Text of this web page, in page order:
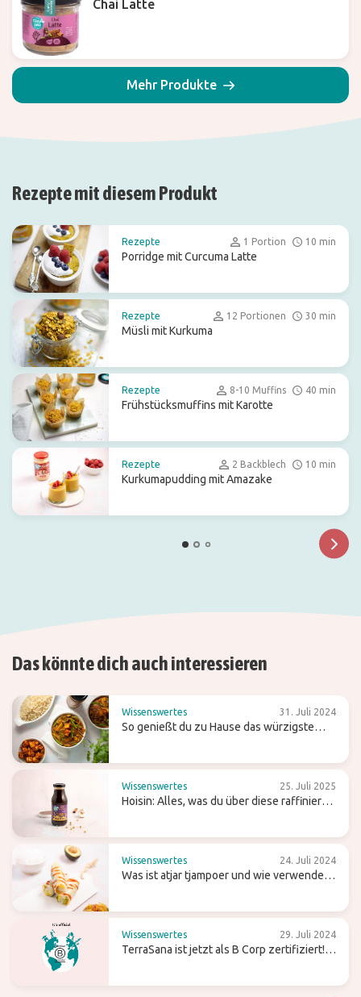
Chai Latte
Mehr Produkte
Rezepte mit diesem Produkt
Rezepte 1 Portion 10 min
Porridge mit Curcuma Latte
Rezepte 12 Portionen 30 min
Müsli mit Kurkuma
Rezepte 8-10 Muffins 40 min
Frühstücksmuffins mit Karotte
Rezepte 2 Backblech 10 min
Kurkumapudding mit Amazake
Das könnte dich auch interessieren
Wissenswertes 31. Juli 2024
So genießt du zu Hause das würzigste
Wissenswertes 25. Juli 2025
Hoisin: Alles, was du über diese raffiniert
Wissenswertes 24. Juli 2024
Was ist atjar tjampoer und wie verwendest
Wissenswertes 29. Juli 2024
TerraSana ist jetzt als B Corp zertifiziert!